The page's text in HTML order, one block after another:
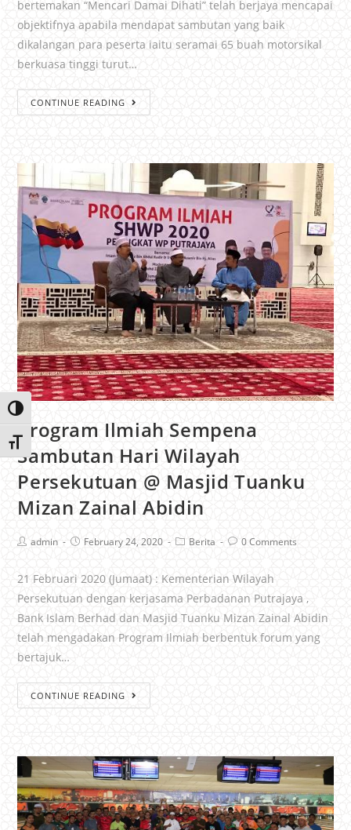
Toggle High Contrast
Toggle Font size
bertemakan “Mencari Damai Dihati” telah berjaya mencapai
objektifnya apabila mendapat sambutan yang baik
dikalangan para peserta iaitu seramai 65 buah motorsikal
berkuasa tinggi turut…
CONTINUE READING
Program Ilmiah Sempena
Sambutan Hari Wilayah
Persekutuan @ Masjid Tuanku
Mizan Zainal Abidin
admin February 24, 2020 Berita 0 Comments
21 Februari 2020 (Jumaat) : Kementerian Wilayah
Persekutuan dengan kerjasama Perbadanan Putrajaya ,
Bank Islam Berhad dan Masjid Tuanku Mizan Zainal Abidin
telah mengadakan Program Ilmiah berbentuk forum yang
bertajuk…
CONTINUE READING